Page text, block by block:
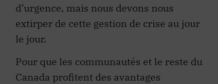
d’urgence, mais nous devons nous
extirper de cette gestion de crise au jour
le jour.
Pour que les communautés et le reste du
Canada profitent des avantages